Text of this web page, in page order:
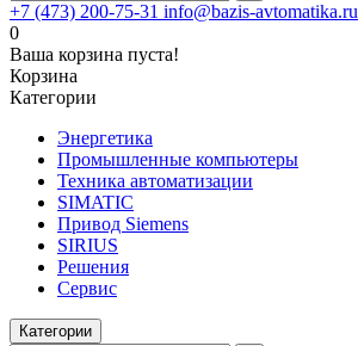
+7 (473) 200-75-31 info@bazis-avtomatika.ru
0
Ваша корзина пуста!
Корзина
Категории
Энергетика
Промышленные компьютеры
Техника автоматизации
SIMATIC
Привод Siemens
SIRIUS
Решения
Сервис
Категории